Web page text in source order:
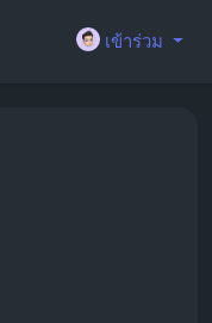
เข้าร่วม